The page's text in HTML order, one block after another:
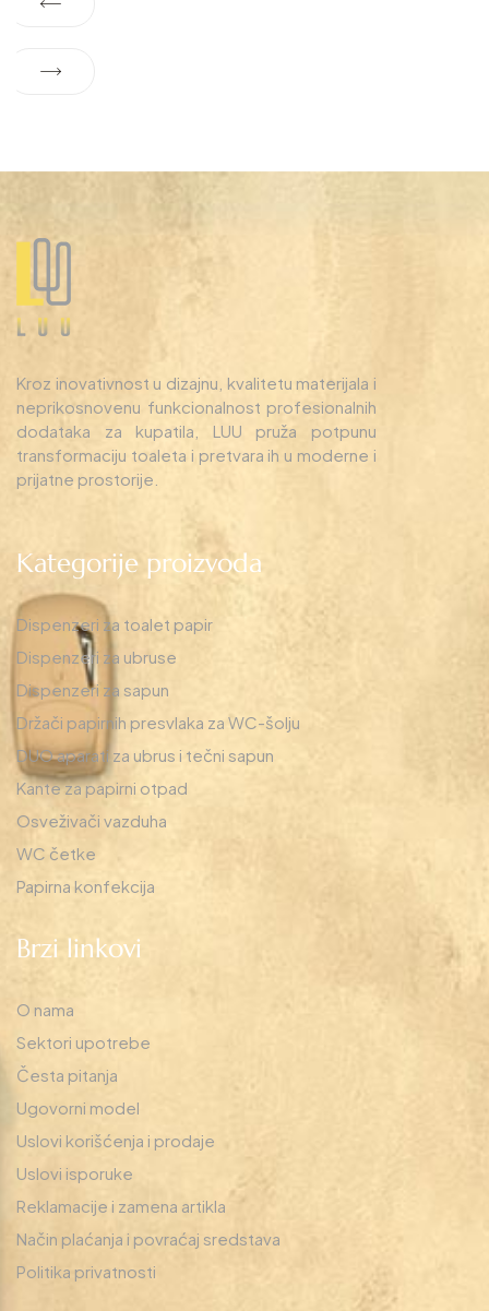
Kroz inovativnost u dizajnu, kvalitetu materijala i
neprikosnovenu funkcionalnost profesionalnih
dodataka za kupatila, LUU pruža potpunu
transformaciju toaleta i pretvara ih u moderne i
prijatne prostorije.
Kategorije proizvoda
Dispenzeri za toalet papir
Dispenzeri za ubruse
Dispenzeri za sapun
Držači papirnih presvlaka za WC-šolju
DUO aparati za ubrus i tečni sapun
Kante za papirni otpad
Osveživači vazduha
WC četke
Papirna konfekcija
Brzi linkovi
O nama
Sektori upotrebe
Česta pitanja
Ugovorni model
Uslovi korišćenja i prodaje
Uslovi isporuke
Reklamacije i zamena artikla
Način plaćanja i povraćaj sredstava
Politika privatnosti